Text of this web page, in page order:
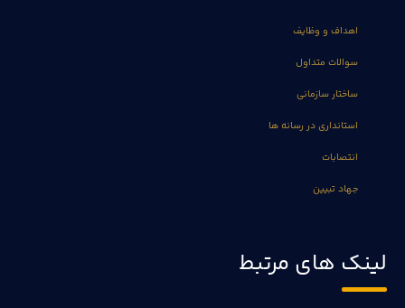
اهداف و وظایف
سوالات متداول
ساختار سازمانی
استانداری در رسانه ها
انتصابات
جهاد تبیین
لینک های مرتبط